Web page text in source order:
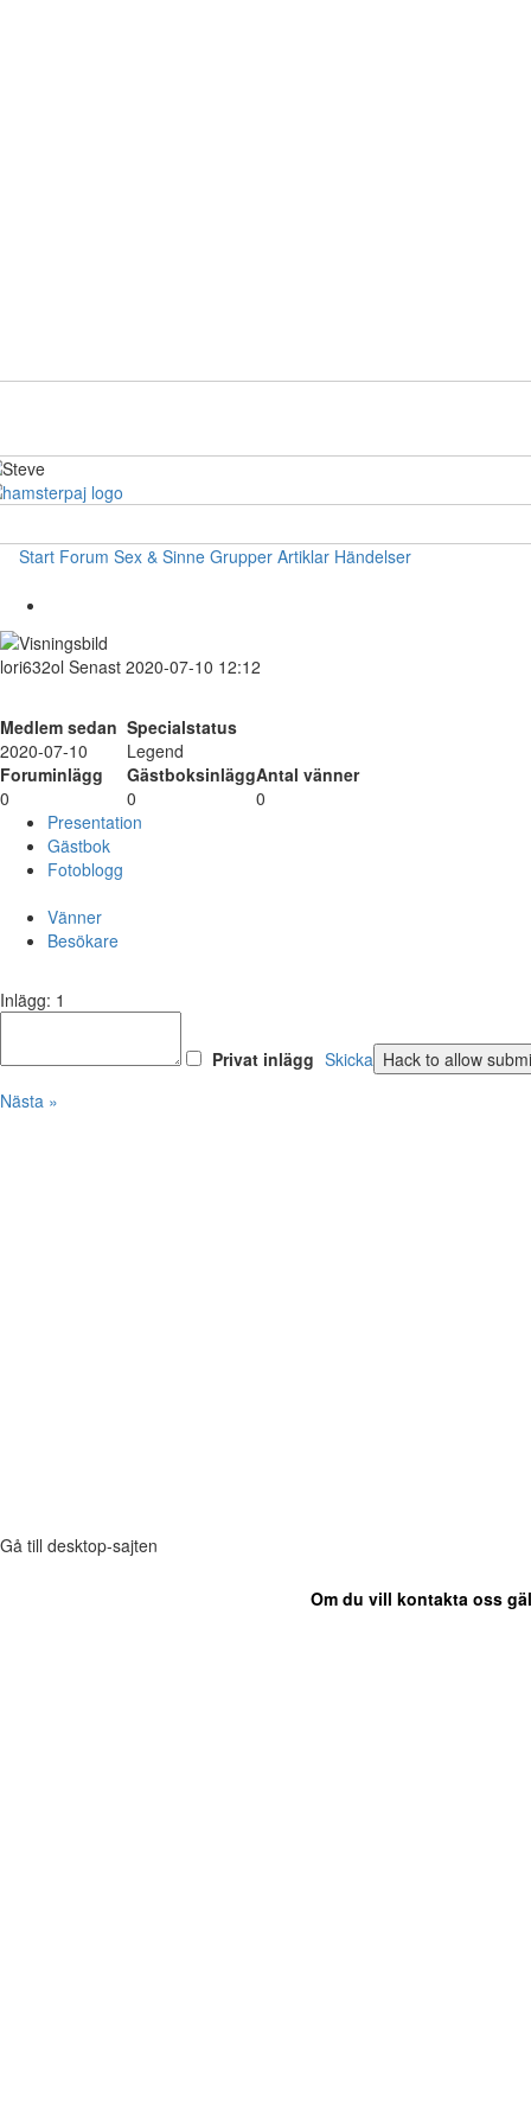
Start Forum Sex & Sinne Grupper Artiklar Händelser
lori632ol Senast 2020-07-10 12:12
Medlem sedan Specialstatus
2020-07-10
Legend
Foruminlägg
GästboksinläggAntal vänner
0
0
0
Presentation
Gästbok
Fotoblogg
Vänner
Besökare
Inlägg: 1
Privat inlägg Skicka
Nästa »
Gå till desktop-sajten
Om du vill kontakta oss